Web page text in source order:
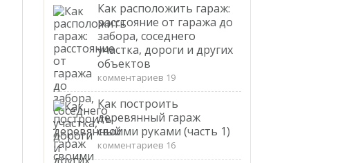
Как расположить гараж:
расстояние от гаража до
забора, соседнего
участка, дороги и других
объектов
комментариев 19
Как построить
деревянный гараж
своими руками (часть 1)
комментариев 16